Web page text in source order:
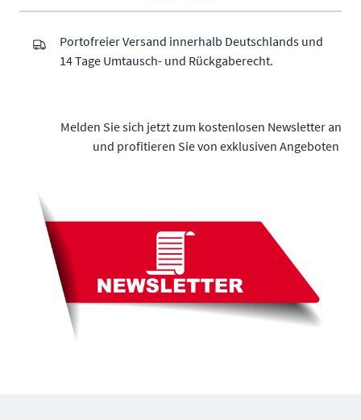
Portofreier Versand innerhalb Deutschlands und
14 Tage Umtausch- und Rückgaberecht.
Melden Sie sich jetzt zum kostenlosen Newsletter an
und profitieren Sie von exklusiven Angeboten